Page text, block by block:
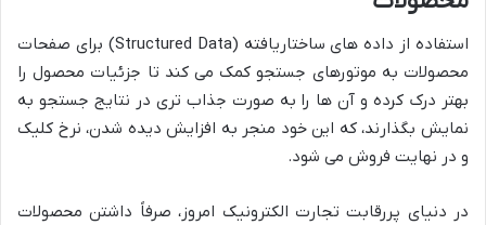
استفاده از داده های ساختاریافته (Structured Data) برای صفحات
محصولات به موتورهای جستجو کمک می کند تا جزئیات محصول را
بهتر درک کرده و آن ها را به صورت جذاب تری در نتایج جستجو به
نمایش بگذارند، که این خود منجر به افزایش دیده شدن، نرخ کلیک
و در نهایت فروش می شود.
در دنیای پررقابت تجارت الکترونیک امروز، صرفاً داشتن محصولات